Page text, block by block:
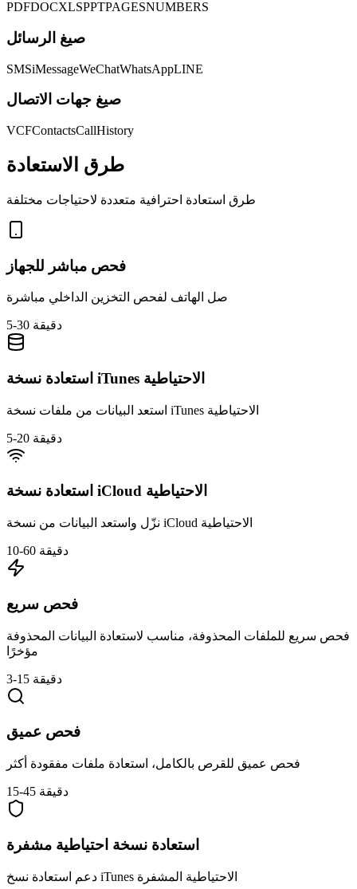
PDFDOCXLSPPTPAGESNUMBERS
صيغ الرسائل
SMSiMessageWeChatWhatsAppLINE
صيغ جهات الاتصال
VCFContactsCallHistory
طرق الاستعادة
طرق استعادة احترافية متعددة لاحتياجات مختلفة
فحص مباشر للجهاز
صل الهاتف لفحص التخزين الداخلي مباشرة
5-30 دقيقة
استعادة نسخة iTunes الاحتياطية
استعد البيانات من ملفات نسخة iTunes الاحتياطية
5-20 دقيقة
استعادة نسخة iCloud الاحتياطية
نزّل واستعد البيانات من نسخة iCloud الاحتياطية
10-60 دقيقة
فحص سريع
فحص سريع للملفات المحذوفة، مناسب لاستعادة البيانات المحذوفة
مؤخرًا
3-15 دقيقة
فحص عميق
فحص عميق للقرص بالكامل، استعادة ملفات مفقودة أكثر
15-45 دقيقة
استعادة نسخة احتياطية مشفرة
دعم استعادة نسخ iTunes الاحتياطية المشفرة